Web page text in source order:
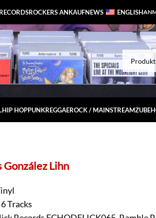
ROCKERS ANKAUFNEWS ENGLISH
HIP HOPPUNKREGGAEROCK / MAINSTREAM
González Lihn
Tracks